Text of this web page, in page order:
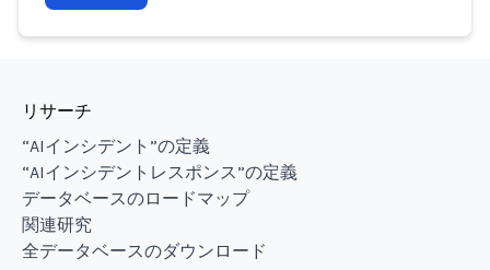
リサーチ
“AIインシデント”の定義
“AIインシデントレスポンス”の定義
データベースのロードマップ
関連研究
全データベースのダウンロード